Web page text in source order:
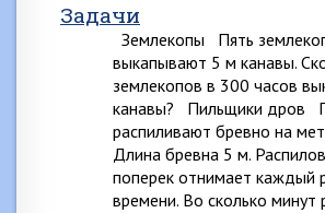
Задачи
Землекопы Пять
выкапывают 5 м канавы.
землекопов в 300 часов
канавы? Пильщики дров
распиливают бревно на
Длина бревна 5 м.
поперек отнимает каждый
времени. Во сколько минут